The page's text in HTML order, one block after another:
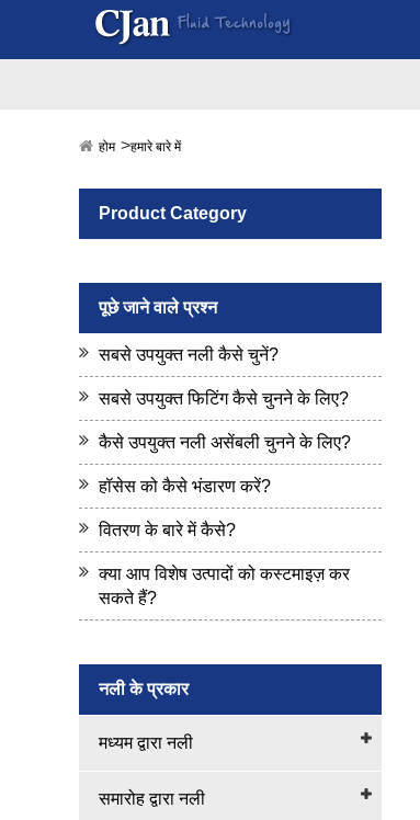
होम हमारे बारे में
Product Category
पूछे जाने वाले प्रश्न
सबसे उपयुक्त नली कैसे चुनें?
सबसे उपयुक्त फिटिंग कैसे चुनने के लिए?
कैसे उपयुक्त नली असेंबली चुनने के लिए?
हॉसेस को कैसे भंडारण करें?
वितरण के बारे में कैसे?
क्या आप विशेष उत्पादों को कस्टमाइज़ कर
सकते हैं?
नली के प्रकार
मध्यम द्वारा नली
समारोह द्वारा नली